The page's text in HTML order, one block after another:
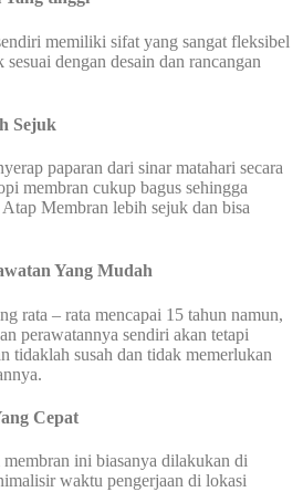
memiliki sifat yang sangat fleksibel
dengan desain dan rancangan
Sejuk
paparan dari sinar matahari secara
membran cukup bagus sehingga
Membran lebih sejuk dan bisa
Yang Mudah
rata – rata mencapai 15 tahun namun,
perawatannya sendiri akan tetapi
tidaklah susah dan tidak memerlukan
Cepat
ini biasanya dilakukan di
waktu pengerjaan di lokasi